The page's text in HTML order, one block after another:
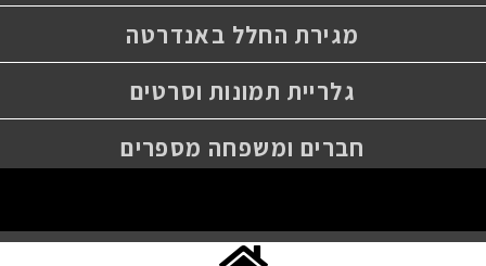
מגירת החלל באנדרטה
גלריית תמונות וסרטים
חברים ומשפחה מספרים